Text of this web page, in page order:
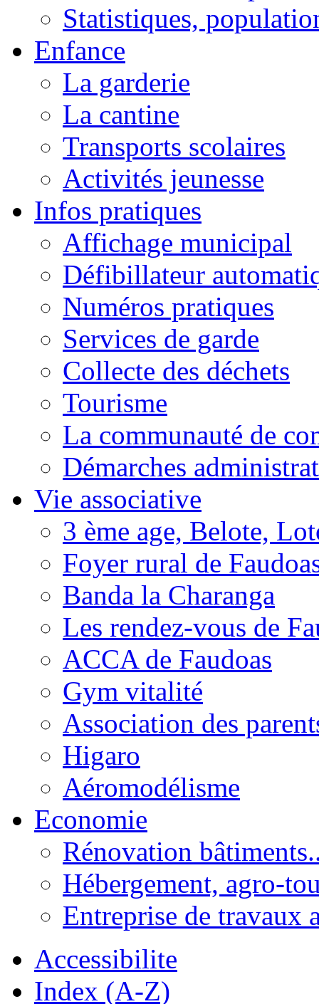
Statistiques,
Enfance
La garderie
La cantine
Transports scolaires
Activités jeunesse
Infos pratiques
Affichage municipal
Défibillateur
Numéros pratiques
Services de garde
Collecte des déchets
Tourisme
La communauté de
Démarches
Vie associative
3 ème age, Belote,
Foyer rural de
Banda la Charanga
Les rendez-vous de
ACCA de Faudoas
Gym vitalité
Association des
Higaro
Aéromodélisme
Economie
Rénovation
Hébergement, agro-
Entreprise de travaux
Accessibilite
Index (A-Z)